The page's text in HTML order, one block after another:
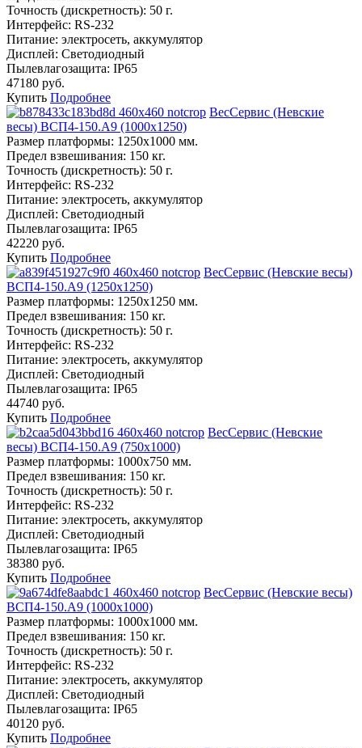
Точность (дискретность): 50 г.
Интерфейс: RS-232
Питание: электросеть, аккумулятор
Дисплей: Светодиодный
Пылевлагозащита: IP65
47180 руб.
Купить Подробнее
ВесСервис (Невские
весы) ВСП4-150.А9 (1000х1250)
Размер платформы: 1250х1000 мм.
Предел взвешивания: 150 кг.
Точность (дискретность): 50 г.
Интерфейс: RS-232
Питание: электросеть, аккумулятор
Дисплей: Светодиодный
Пылевлагозащита: IP65
42220 руб.
Купить Подробнее
ВесСервис (Невские весы)
ВСП4-150.А9 (1250х1250)
Размер платформы: 1250х1250 мм.
Предел взвешивания: 150 кг.
Точность (дискретность): 50 г.
Интерфейс: RS-232
Питание: электросеть, аккумулятор
Дисплей: Светодиодный
Пылевлагозащита: IP65
44740 руб.
Купить Подробнее
ВесСервис (Невские
весы) ВСП4-150.А9 (750х1000)
Размер платформы: 1000х750 мм.
Предел взвешивания: 150 кг.
Точность (дискретность): 50 г.
Интерфейс: RS-232
Питание: электросеть, аккумулятор
Дисплей: Светодиодный
Пылевлагозащита: IP65
38380 руб.
Купить Подробнее
ВесСервис (Невские весы)
ВСП4-150.А9 (1000х1000)
Размер платформы: 1000х1000 мм.
Предел взвешивания: 150 кг.
Точность (дискретность): 50 г.
Интерфейс: RS-232
Питание: электросеть, аккумулятор
Дисплей: Светодиодный
Пылевлагозащита: IP65
40120 руб.
Купить Подробнее